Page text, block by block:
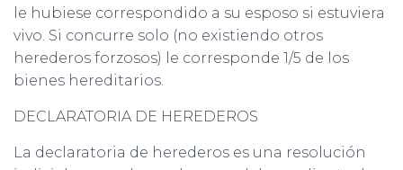
le hubiese correspondido a su esposo si estuviera
vivo. Si concurre solo (no existiendo otros
herederos forzosos) le corresponde 1/5 de los
bienes hereditarios.
DECLARATORIA DE HEREDEROS
La declaratoria de herederos es una resolución